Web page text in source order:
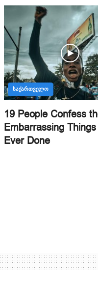
ᲡᲐᲥᲐᲠᲗᲕᲔᲚᲝ
19 People Confess
Embarrassing Things
Ever Done